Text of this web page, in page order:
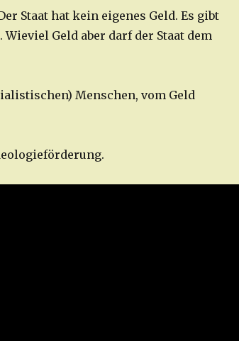
Staat hat kein eigenes Geld. Es gibt
Geld aber darf der Staat dem
Menschen, vom Geld